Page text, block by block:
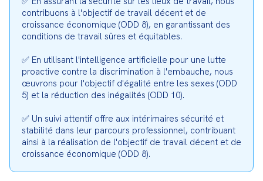
contribuons à l'objectif de travail décent et de
croissance économique (ODD 8), en garantissant des
conditions de travail sûres et équitables.
✅ En utilisant l'intelligence artificielle pour une lutte
proactive contre la discrimination à l'embauche, nous
œuvrons pour l'objectif d'égalité entre les sexes (ODD
5) et la réduction des inégalités (ODD 10).
✅ Un suivi attentif offre aux intérimaires sécurité et
stabilité dans leur parcours professionnel, contribuant
ainsi à la réalisation de l'objectif de travail décent et de
croissance économique (ODD 8).